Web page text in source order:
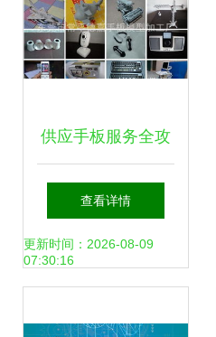
供应手板服务全攻
略 展览、新产品开
发与软件外包一体
查看详情
更新时间：2026-08-09
07:30:16